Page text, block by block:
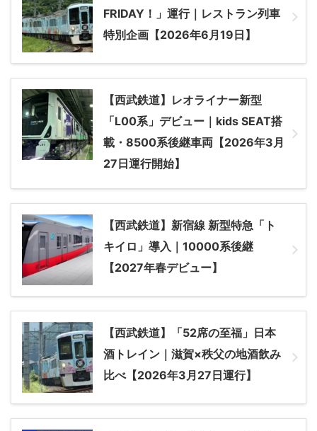
FRIDAY！」運行｜レストラン列車
特別企画【2026年6月19日】
【西武鉄道】レオライナー新型
「L00系」デビュー｜kids SEAT搭
載・8500系後継車両【2026年3月
27日運行開始】
【西武鉄道】新宿線 新型特急「ト
キイロ」導入｜10000系後継
【2027年春デビュー】
【西武鉄道】「52席の至福」日本
酒トレイン｜滋賀×秩父の地酒飲み
比べ【2026年3月27日運行】